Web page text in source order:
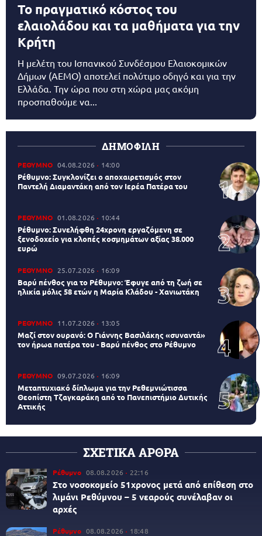
Το πραγματικό κόστος του
ελαιολάδου και τα μαθήματα για την
Κρήτη
Η μελέτη του Ισπανικού Συνδέσμου Ελαιοκομικών
Δήμων (AEMO) αποτελεί πολύτιμο οδηγό και για την
Ελλάδα. Την ώρα που στη χώρα μας ακόμη
προσπαθούμε να...
ΔΗΜΟΦΙΛΗ
ΡΕΘΥΜΝΟ 04.08.2026 14:00
Ρέθυμνο: Συγκλονίζει ο αποχαιρετισμός στον
Παντελή Διαμαντάκη από τον Ιερέα Πατέρα του
ΡΕΘΥΜΝΟ 01.08.2026 10:44
Ρέθυμνο: Συνελήφθη 24χρονη εργαζόμενη σε
ξενοδοχείο για κλοπές κοσμημάτων αξίας 38.000
ευρώ
ΡΕΘΥΜΝΟ 25.07.2026 16:09
Βαρύ πένθος για το Ρέθυμνο: Έφυγε από τη ζωή σε
ηλικία μόλις 58 ετών η Μαρία Κλάδου - Χανιωτάκη
ΡΕΘΥΜΝΟ 11.07.2026 13:05
Μαζί στον ουρανό: Ο Γιάννης Βασιλάκης «συναντά»
τον ήρωα πατέρα του - Βαρύ πένθος στο Ρέθυμνο
ΡΕΘΥΜΝΟ 09.07.2026 16:09
Μεταπτυχιακό δίπλωμα για την Ρεθεμνιώτισσα
Θεοπίστη Τζαγκαράκη από το Πανεπιστήμιο Δυτικής
Αττικής
ΣΧΕΤΙΚΑ ΑΡΘΡΑ
Ρέθυμνο 08.08.2026 22:16
Στο νοσοκομείο 51χρονος μετά από επίθεση στο
λιμάνι Ρεθύμνου – 5 νεαρούς συνέλαβαν οι
αρχές
Ρέθυμνο 08.08.2026 18:48